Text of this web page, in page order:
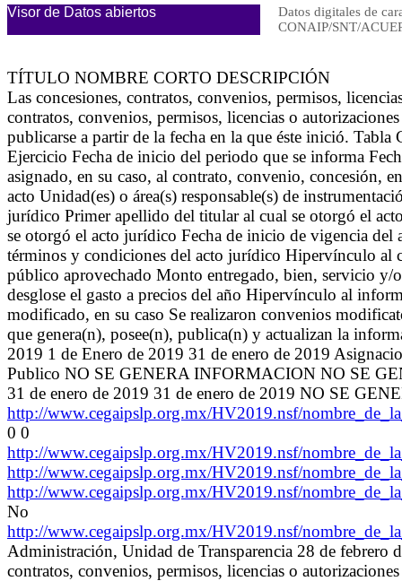
Visor de Datos abiertos
Datos digitales de
CONAIP/SNT/
TÍTULO NOMBRE CORTO DESCRIPCIÓN
Las concesiones, contratos, convenios, permisos,
contratos, convenios, permisos, licencias o
publicarse a partir de la fecha en la que éste inició. Tabla
Ejercicio Fecha de inicio del periodo que se informa
asignado, en su caso, al contrato, convenio, concesión,
acto Unidad(es) o área(s) responsable(s) de
jurídico Primer apellido del titular al cual se otorgó el
se otorgó el acto jurídico Fecha de inicio de vigencia
términos y condiciones del acto jurídico Hipervínculo al
público aprovechado Monto entregado, bien, servicio
desglose el gasto a precios del año Hipervínculo al
modificado, en su caso Se realizaron convenios
que genera(n), posee(n), publica(n) y actualizan la
2019 1 de Enero de 2019 31 de enero de 2019
Publico NO SE GENERA INFORMACION NO SE
31 de enero de 2019 31 de enero de 2019 NO SE
http://www.cegaipslp.org.mx/HV2019.nsf/
0 0
http://www.cegaipslp.org.mx/HV2019.nsf/
http://www.cegaipslp.org.mx/HV2019.nsf/
http://www.cegaipslp.org.mx/HV2019.nsf/
No
http://www.cegaipslp.org.mx/HV2019.nsf/
Administración, Unidad de Transparencia 28 de febrero
contratos, convenios, permisos, licencias o